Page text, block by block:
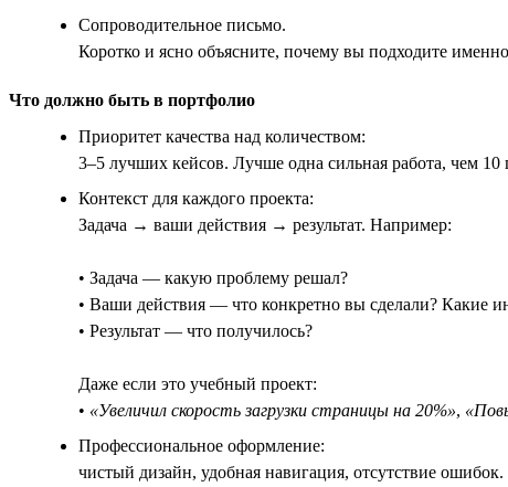
Сопроводительное письмо.
Коротко и ясно объясните, почему вы подходите
Что должно быть в портфолио
Приоритет качества над количеством:
3–5 лучших кейсов. Лучше одна сильная работа, чем 10
Контекст для каждого проекта:
Задача → ваши действия → результат. Например:
• Задача — какую проблему решал?
• Ваши действия — что конкретно вы сделали? Какие
• Результат — что получилось?
Даже если это учебный проект:
• «Увеличил скорость загрузки страницы на 20%»,
Профессиональное оформление:
чистый дизайн, удобная навигация, отсутствие